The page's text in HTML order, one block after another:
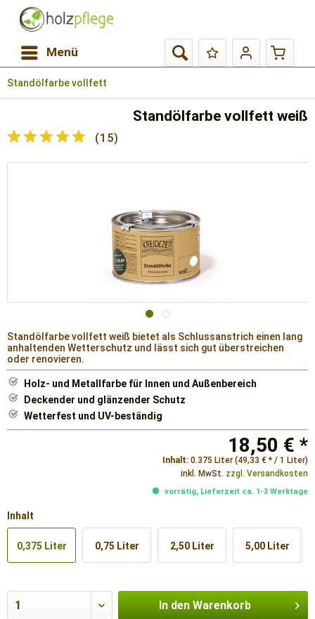
Menü
Standölfarbe vollfett
Standölfarbe vollfett weiß
(15)
Standölfarbe vollfett weiß bietet als Schlussanstrich einen lang
anhaltenden Wetterschutz und lässt sich gut überstreichen
oder renovieren.
Holz- und Metallfarbe für Innen und Außenbereich
Deckender und glänzender Schutz
Wetterfest und UV-beständig
18,50 € *
Inhalt: 0.375 Liter (49,33 € * / 1 Liter)
inkl. MwSt. zzgl. Versandkosten
vorrätig, Lieferzeit ca. 1-3 Werktage
Inhalt
0,375 Liter 0,75 Liter 2,50 Liter 5,00 Liter
In den Warenkorb